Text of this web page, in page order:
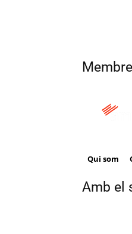
Qui som
Amb el